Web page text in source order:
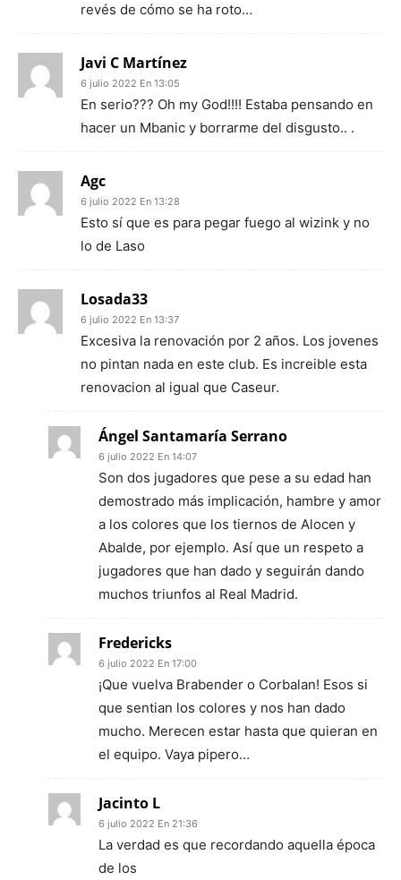
revés de cómo se ha roto…
Javi C Martínez
6 julio 2022 En 13:05
En serio??? Oh my God!!!! Estaba pensando en
hacer un Mbanic y borrarme del disgusto.. .
Agc
6 julio 2022 En 13:28
Esto sí que es para pegar fuego al wizink y no
lo de Laso
Losada33
6 julio 2022 En 13:37
Excesiva la renovación por 2 años. Los jovenes
no pintan nada en este club. Es increible esta
renovacion al igual que Caseur.
Ángel Santamaría Serrano
6 julio 2022 En 14:07
Son dos jugadores que pese a su edad han
demostrado más implicación, hambre y amor
a los colores que los tiernos de Alocen y
Abalde, por ejemplo. Así que un respeto a
jugadores que han dado y seguirán dando
muchos triunfos al Real Madrid.
Fredericks
6 julio 2022 En 17:00
¡Que vuelva Brabender o Corbalan! Esos si
que sentian los colores y nos han dado
mucho. Merecen estar hasta que quieran en
el equipo. Vaya pipero…
Jacinto L
6 julio 2022 En 21:36
La verdad es que recordando aquella época
de los